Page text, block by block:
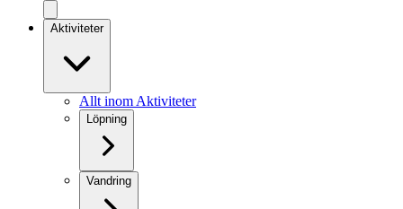
Aktiviteter
Allt inom Aktiviteter
Löpning
Vandring